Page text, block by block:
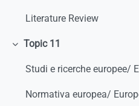
Literature Review
Minimizza
Topic 11